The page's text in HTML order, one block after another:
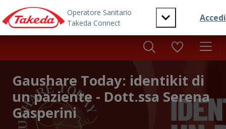
Skip to main content
Gaushare Today: identikit di
un paziente - Dott.ssa Serena
Gasperini